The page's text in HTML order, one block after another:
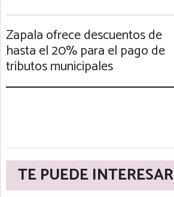
Zapala ofrece descuentos de
hasta el 20% para el pago de
tributos municipales
TE PUEDE INTERESAR